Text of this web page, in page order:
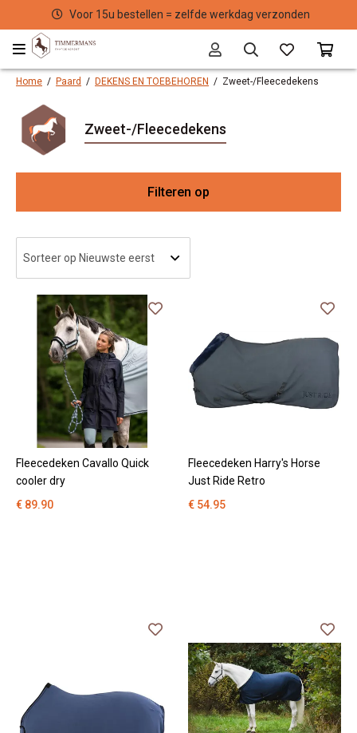
Voor 15u bestellen = zelfde werkdag verzonden
Home / Paard / DEKENS EN TOEBEHOREN / Zweet-/Fleecedekens
Zweet-/Fleecedekens
Filteren op
Fleecedeken Cavallo Quick
cooler dry
€ 89.90
Fleecedeken Harry's Horse
Just Ride Retro
€ 54.95